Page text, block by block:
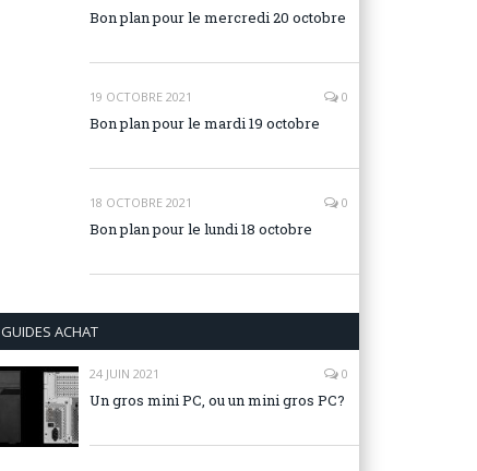
Bon plan pour le mercredi 20 octobre
19 OCTOBRE 2021 0
Bon plan pour le mardi 19 octobre
18 OCTOBRE 2021 0
Bon plan pour le lundi 18 octobre
GUIDES ACHAT
24 JUIN 2021 0
Un gros mini PC, ou un mini gros PC?